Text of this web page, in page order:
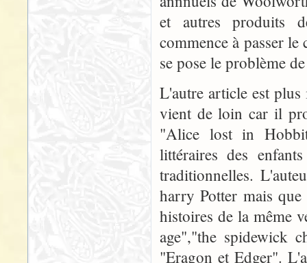
et autres produits
commence à passer
se pose le problème
L'autre article est
vient de loin car il
"Alice lost in
littéraires des
traditionnelles.
harry Potter mais que
histoires de la même
age","the spidewick
"Eragon et Edger".